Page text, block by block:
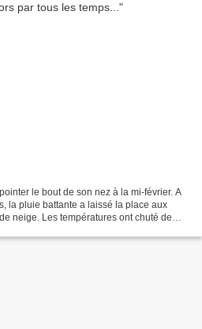
le bout de son nez à la mi-février. A
la pluie battante a laissé la place aux
neige. Les températures ont chuté de